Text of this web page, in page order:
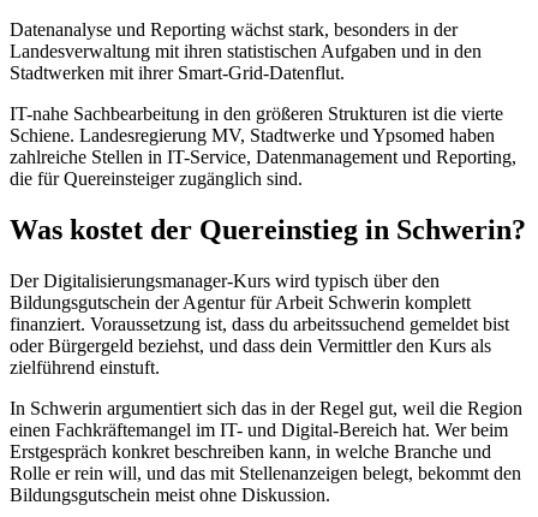
Datenanalyse und Reporting wächst stark, besonders in der
Landesverwaltung mit ihren statistischen Aufgaben und in den
Stadtwerken mit ihrer Smart-Grid-Datenflut.
IT-nahe Sachbearbeitung in den größeren Strukturen ist die vierte
Schiene. Landesregierung MV, Stadtwerke und Ypsomed haben
zahlreiche Stellen in IT-Service, Datenmanagement und Reporting,
die für Quereinsteiger zugänglich sind.
Was kostet der Quereinstieg in Schwerin?
Der Digitalisierungsmanager-Kurs wird typisch über den
Bildungsgutschein der Agentur für Arbeit Schwerin komplett
finanziert. Voraussetzung ist, dass du arbeitssuchend gemeldet bist
oder Bürgergeld beziehst, und dass dein Vermittler den Kurs als
zielführend einstuft.
In Schwerin argumentiert sich das in der Regel gut, weil die Region
einen Fachkräftemangel im IT- und Digital-Bereich hat. Wer beim
Erstgespräch konkret beschreiben kann, in welche Branche und
Rolle er rein will, und das mit Stellenanzeigen belegt, bekommt den
Bildungsgutschein meist ohne Diskussion.